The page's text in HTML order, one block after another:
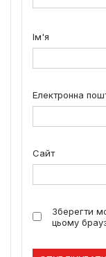
Ім'я
Електронна
Сайт
Зберегти
цьому